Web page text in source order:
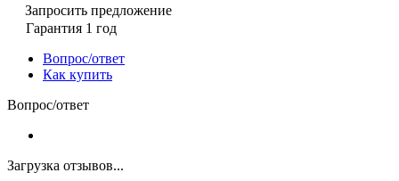
Запросить предложение
Гарантия 1 год
Вопрос/ответ
Как купить
Вопрос/ответ
Загрузка отзывов...